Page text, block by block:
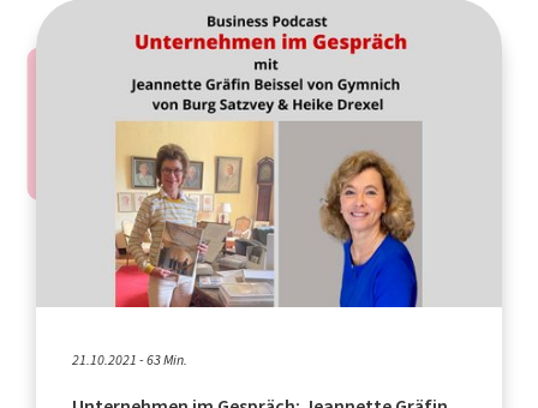
21.10.2021 - 63 Min.